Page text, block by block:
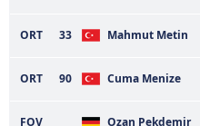
vasıtasıyla
Metnimiziziyaret
6698 sayılı Kişisel Verilerin
ORT 33 Mahmut Metin
ORT 90 Cuma Menize
FOV Ozan Pekdemir